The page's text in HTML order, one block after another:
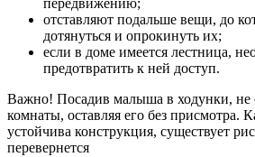
передвижению;
отставляют подальше вещи, до
дотянуться и опрокинуть их;
если в доме имеется лестница,
предотвратить к ней доступ.
Важно! Посадив малыша в ходунки, не
комнаты, оставляя его без присмотра.
устойчива конструкция, существует
перевернется